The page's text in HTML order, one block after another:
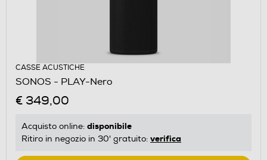
CASSE ACUSTICHE
SONOS - PLAY-Nero
€ 349,00
Acquisto online: disponibile
Ritiro in negozio in 30' gratuito: verifica